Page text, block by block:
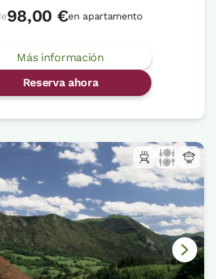
98,00 €en apartamento
Más información
Reserva ahora